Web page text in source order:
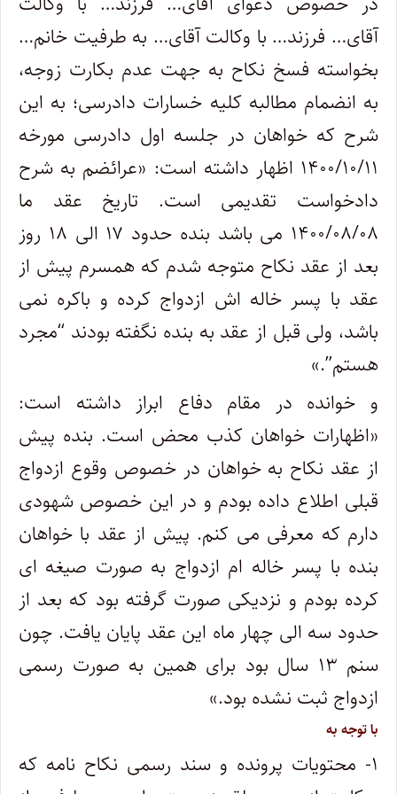
آقای… فرزند… با وکالت آقای… به طرفیت خانم…
بخواسته فسخ نکاح به جهت عدم بکارت زوجه،
به انضمام مطالبه کلیه خسارات دادرسی؛ به این
شرح که خواهان در جلسه اول دادرسی مورخه
۱۴۰۰/۱۰/۱۱ اظهار داشته است: «عرائضم به شرح
دادخواست تقدیمی است. تاریخ عقد ما
۱۴۰۰/۰۸/۰۸ می باشد بنده حدود ۱۷ الی ۱۸ روز
بعد از عقد نکاح متوجه شدم که همسرم پیش از
عقد با پسر خاله اش ازدواج کرده و باکره نمی
باشد، ولی قبل از عقد به بنده نگفته بودند “مجرد
هستم”.»
و خوانده در مقام دفاع ابراز داشته است:
«اظهارات خواهان کذب محض است. بنده پیش
از عقد نکاح به خواهان در خصوص وقوع ازدواج
قبلی اطلاع داده بودم و در این خصوص شهودی
دارم که معرفی می کنم. پیش از عقد با خواهان
بنده با پسر خاله ام ازدواج به صورت صیغه ای
کرده بودم و نزدیکی صورت گرفته بود که بعد از
حدود سه الی چهار ماه این عقد پایان یافت. چون
سنم ۱۳ سال بود برای همین به صورت رسمی
ازدواج ثبت نشده بود.»
با توجه به
۱- محتویات پرونده و سند رسمی نکاح نامه که